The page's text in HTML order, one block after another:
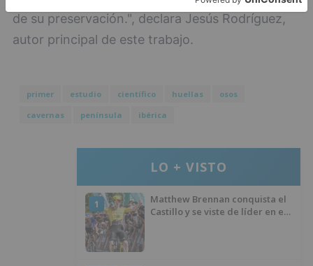
de su preservación.", declara Jesús Rodríguez,
autor principal de este trabajo.
primer estudio científico huellas
osos
cavernas
península ibérica
LO + VISTO
1
Matthew Brennan conquista el
Castillo y se viste de líder en el